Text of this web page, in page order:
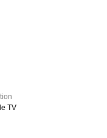
TV